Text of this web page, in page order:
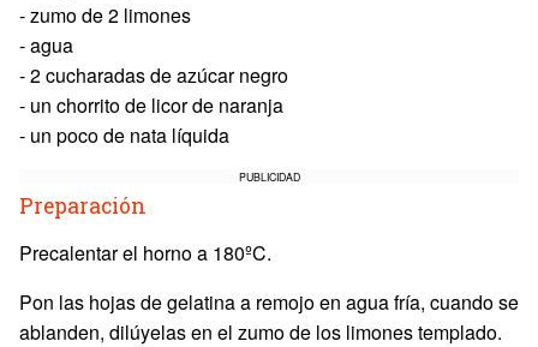
- zumo de 2 limones
- agua
- 2 cucharadas de azúcar negro
- un chorrito de licor de naranja
- un poco de nata líquida
PUBLICIDAD
Preparación
Precalentar el horno a 180ºC.
Pon las hojas de gelatina a remojo en agua fría, cuando se
ablanden, dilúyelas en el zumo de los limones templado.